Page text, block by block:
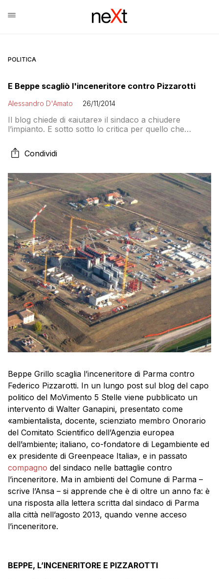
POLITICA
E Beppe scagliò l'inceneritore contro Pizzarotti
Alessandro D'Amato 26/11/2014
Il blog chiede di «aiutare» il sindaco a chiudere
l’impianto. E sotto sotto lo critica per quello che
sulla gestione del M5S?
Condividi
Beppe Grillo scaglia l’inceneritore di Parma contro
Federico Pizzarotti. In un lungo post sul blog del capo
politico del MoVimento 5 Stelle viene pubblicato un
intervento di Walter Ganapini, presentato come
«ambientalista, docente, scienziato membro Onorario
del Comitato Scientifico dell’Agenzia europea
dell’ambiente; italiano, co-fondatore di Legambiente ed
ex presidente di Greenpeace Italia», e in passato
compagno del sindaco nelle battaglie contro
l’inceneritore. Ma in ambienti del Comune di Parma –
scrive l’Ansa – si apprende che è di oltre un anno fa: è
una risposta alla lettera scritta dal sindaco di Parma
alla città nell’agosto 2013, quando venne acceso
l’inceneritore.
BEPPE, L’INCENERITORE E PIZZAROTTI